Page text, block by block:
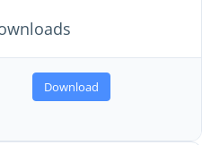
Download